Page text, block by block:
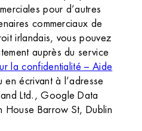
pour d’autres
commerciaux de
irlandais, vous pouvez
auprès du service
la confidentialité – Aide
en écrivant à l’adresse
Ltd., Google Data
Barrow St, Dublin